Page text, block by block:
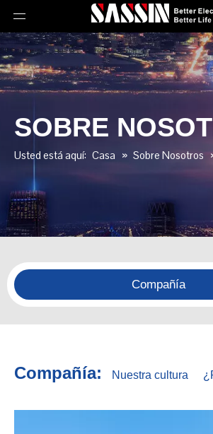
SOBRE
Usted está aquí: Casa » Sobre Nosotros
Compañía
Compañía: Nuestra cultura